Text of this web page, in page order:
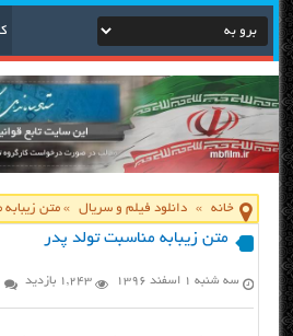
خانه » دانلود فیلم و سریال »متن زیبابه
متن زیبابه مناسبت تولد پدر
سه شنبه ۱ اسفند ۱۳۹۶ 1,243 بازدید